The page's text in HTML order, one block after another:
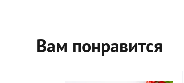
Вам понравится